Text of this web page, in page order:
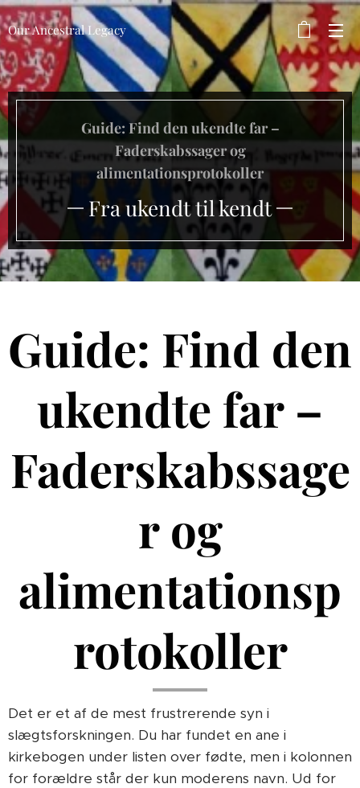
Our Ancestral Legacy
Guide: Find den ukendte far –
Faderskabssager og
alimentationsprotokoller
Fra ukendt til kendt
Guide: Find den
ukendte far –
Faderskabssage
r og
alimentationsp
rotokoller
Det er et af de mest frustrerende syn i
slægtsforskningen. Du har fundet en ane i
kirkebogen under listen over fødte, men i kolonnen
for forældre står der kun moderens navn. Ud for